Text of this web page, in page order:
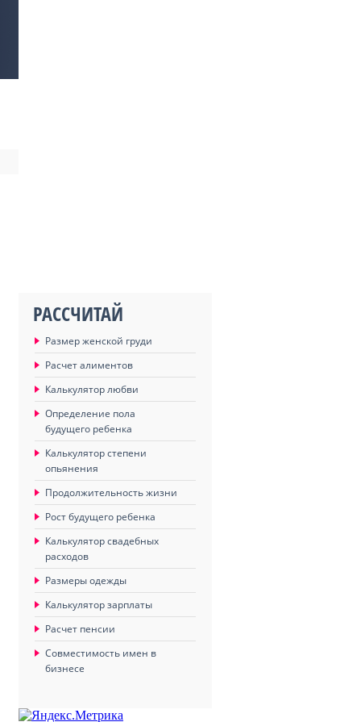
РАССЧИТАЙ
Размер женской груди
Расчет алиментов
Калькулятор любви
Определение пола
будущего ребенка
Калькулятор степени
опьянения
Продолжительность жизни
Рост будущего ребенка
Калькулятор свадебных
расходов
Размеры одежды
Калькулятор зарплаты
Расчет пенсии
Совместимость имен в
бизнесе